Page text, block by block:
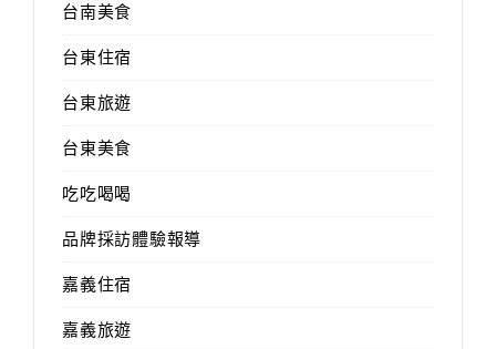
台南美食
台東住宿
台東旅遊
台東美食
吃吃喝喝
品牌採訪體驗報導
嘉義住宿
嘉義旅遊